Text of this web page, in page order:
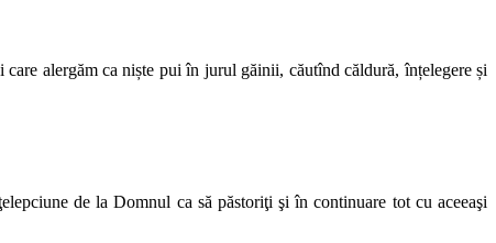
alergăm ca niște pui în jurul găinii, căutînd căldură, înțelegere și
de la Domnul ca să păstoriţi şi în continuare tot cu aceeaşi